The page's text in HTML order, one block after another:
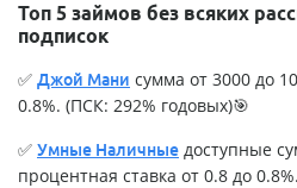
Топ 5 займов без всяких
подписок
✅ Джой Мани сумма от 3000 до
0.8%. (ПСК: 292% годовых)🎯
✅ Умные Наличные доступные
процентная ставка от 0.8 до